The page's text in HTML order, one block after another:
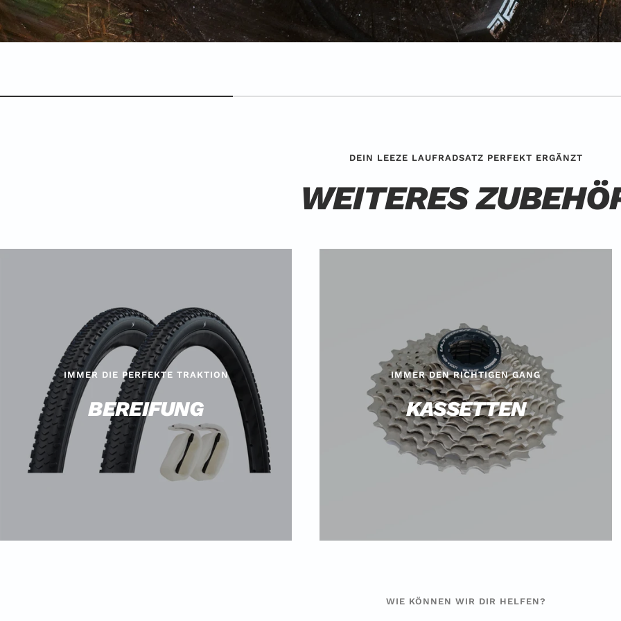
DEIN LEEZE LAUFRADSATZ PERFEKT ERGÄNZT
WEITERES
IMMER DIE PERFEKTE TRAKTION
BEREIFUNG
IMMER DEN RICHTIGEN GANG
KASSETTEN
WIE KÖNNEN WIR DIR HELFEN?